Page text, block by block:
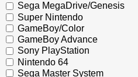
Sega MegaDrive/Genesis
Super Nintendo
GameBoy/Color
GameBoy Advance
Sony PlayStation
Nintendo 64
Sega Master System